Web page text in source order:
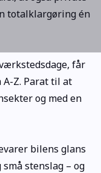
totalklargøring én
får
Z. Parat til at
og med en
bilens glans
stenslag – og